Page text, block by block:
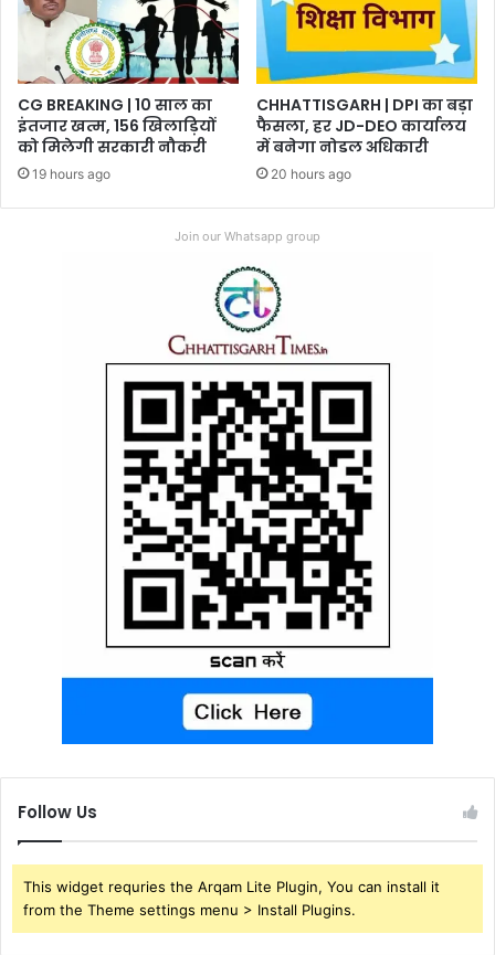
CG BREAKING | 10 साल का
इंतजार खत्म, 156 खिलाड़ियों
को मिलेगी सरकारी नौकरी
19 hours ago
CHHATTISGARH | DPI का बड़ा
फैसला, हर JD-DEO कार्यालय
में बनेगा नोडल अधिकारी
20 hours ago
Join our Whatsapp group
Follow Us
This widget requries the Arqam Lite Plugin, You can install it
from the Theme settings menu > Install Plugins.